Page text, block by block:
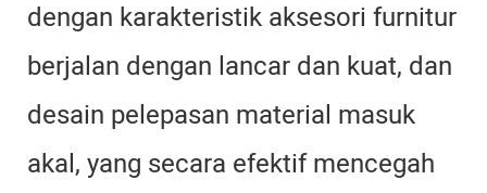
dengan karakteristik aksesori furnitur
berjalan dengan lancar dan kuat, dan
desain pelepasan material masuk
akal, yang secara efektif mencegah